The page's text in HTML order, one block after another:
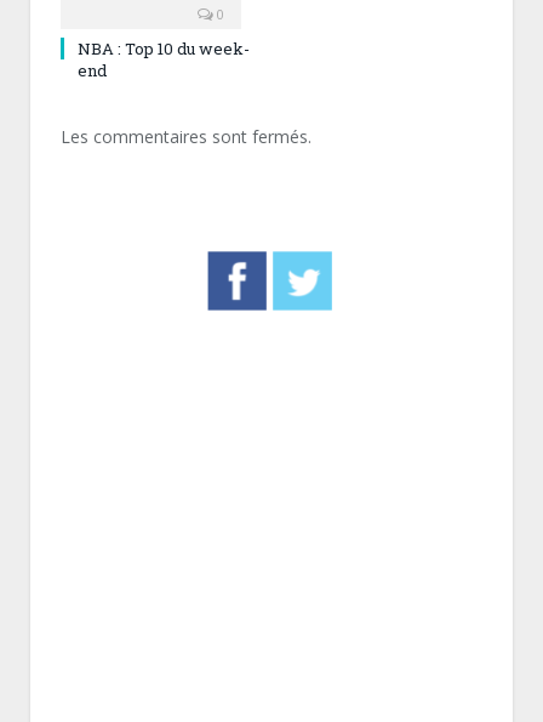
0
NBA : Top 10 du week-
end
Les commentaires sont fermés.